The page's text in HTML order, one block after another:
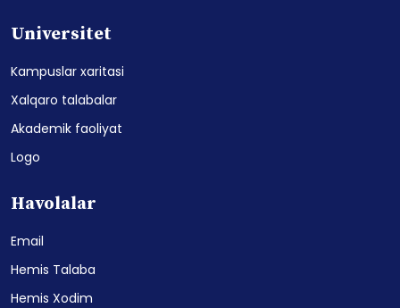
Universitet
Kampuslar xaritasi
Xalqaro talabalar
Akademik faoliyat
Logo
Havolalar
Email
Hemis Talaba
Hemis Xodim